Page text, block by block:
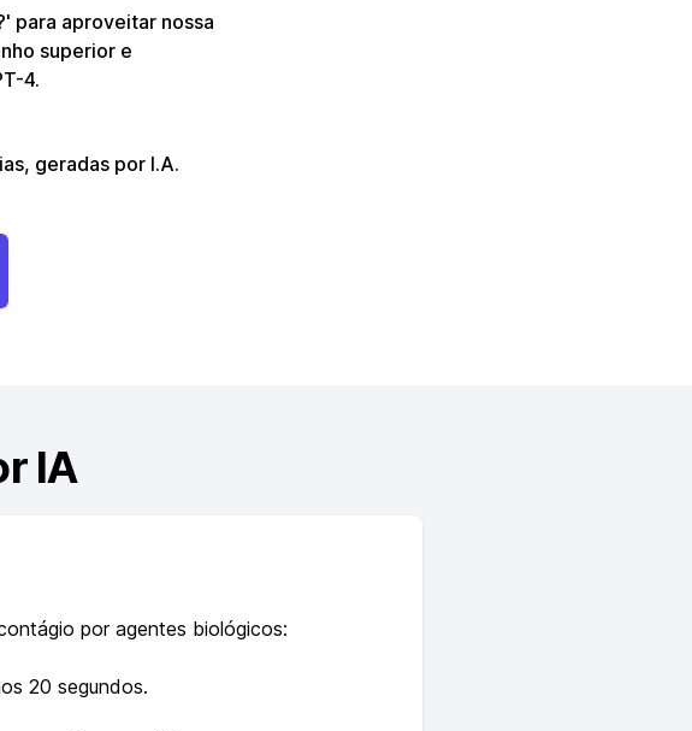
para aproveitar nossa
superior e
4.
geradas por I.A.
IA
por agentes biológicos:
20 segundos.